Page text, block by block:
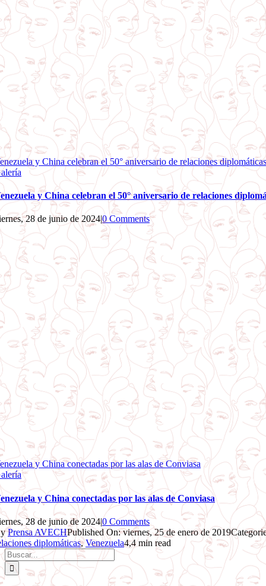
y China celebran el 50° aniversario de relaciones diplomáticas
y China celebran el 50° aniversario de relaciones
28 de junio de 2024|0 Comments
y China conectadas por las alas de Conviasa
y China conectadas por las alas de Conviasa
28 de junio de 2024|0 Comments
Prensa AVECHPublished On: viernes, 25 de enero de 2019
diplomáticas,Venezuela4,4 min read
Buscar: